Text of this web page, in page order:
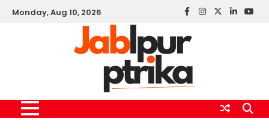
SkipMonday, Aug 10, 2026 Facebook
instagram
twitterlinkedin